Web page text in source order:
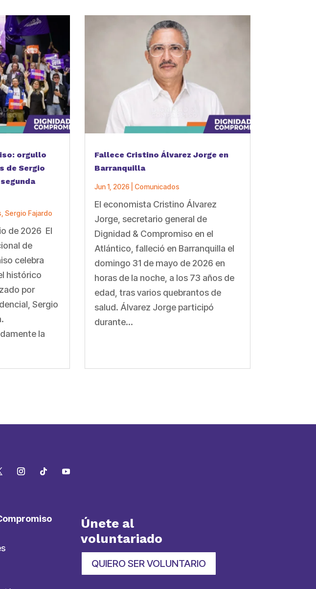
orgullo
de Sergio
Sergio Fajardo
de 2026 El
de
celebra
histórico
por
Sergio
la
Fallece Cristino Álvarez Jorge en
Barranquilla
Jun 1, 2026 Comunicados
El economista Cristino Álvarez
Jorge, secretario general de
Dignidad & Compromiso en el
Atlántico, falleció en Barranquilla el
domingo 31 de mayo de 2026 en
horas de la noche, a los 73 años de
edad, tras varios quebrantos de
salud. Álvarez Jorge participó
durante...
Únete al
voluntariado
QUIERO SER VOLUNTARIO